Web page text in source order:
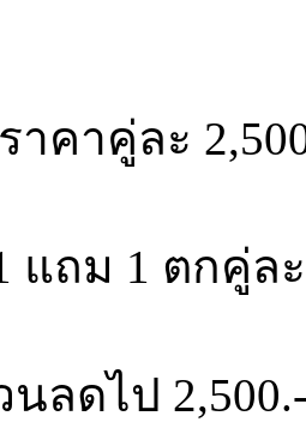
าคาคู่ละ
แถม 1 ตกคู่ละ
ลดไป